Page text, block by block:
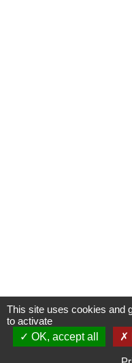
S'INSCRIRE
This site uses cookies and
to activate
OK, accept all